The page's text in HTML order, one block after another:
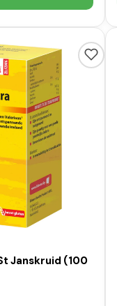
Janskruid (100